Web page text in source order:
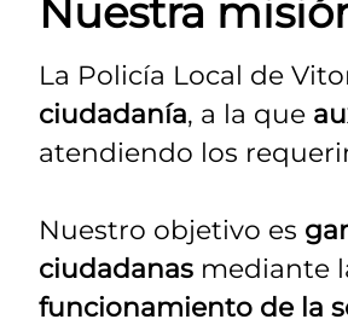
Nuestra
La Policía Local de
ciudadanía, a la que
atendiendo los
Nuestro objetivo es
ciudadanas mediante
funcionamiento de la